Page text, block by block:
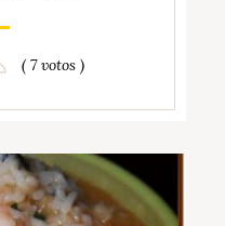
( 7 votos )